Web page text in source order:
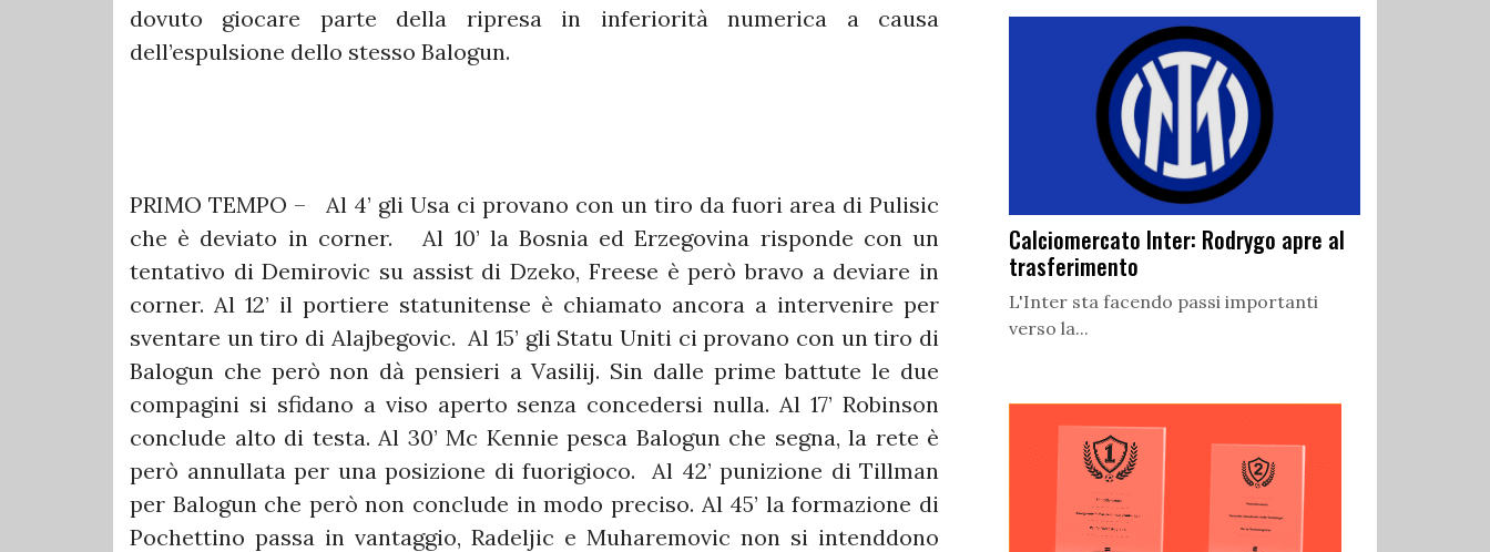
dovuto giocare parte della ripresa in inferiorità numerica a causa
dell’espulsione dello stesso Balogun.
PRIMO TEMPO – Al 4’ gli Usa ci provano con un tiro da fuori area di Pulisic
che è deviato in corner. Al 10’ la Bosnia ed Erzegovina risponde con un
tentativo di Demirovic su assist di Dzeko, Freese è però bravo a deviare in
corner. Al 12’ il portiere statunitense è chiamato ancora a intervenire per
sventare un tiro di Alajbegovic. Al 15’ gli Statu Uniti ci provano con un tiro di
Balogun che però non dà pensieri a Vasilij. Sin dalle prime battute le due
compagini si sfidano a viso aperto senza concedersi nulla. Al 17’ Robinson
conclude alto di testa. Al 30’ Mc Kennie pesca Balogun che segna, la rete è
però annullata per una posizione di fuorigioco. Al 42’ punizione di Tillman
per Balogun che però non conclude in modo preciso. Al 45’ la formazione di
Pochettino passa in vantaggio, Radeljic e Muharemovic non si intenddono
Calciomercato Inter: Rodrygo apre al
trasferimento
L'Inter sta facendo passi importanti
verso la...